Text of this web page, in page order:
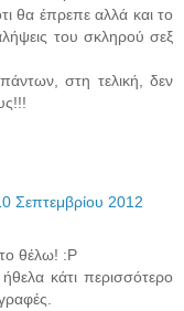
θα έπρεπε αλλά και το
του σκληρού σεξ
στη τελική, δεν
Σεπτεμβρίου 2012
θέλω! :P
κάτι περισσότερο